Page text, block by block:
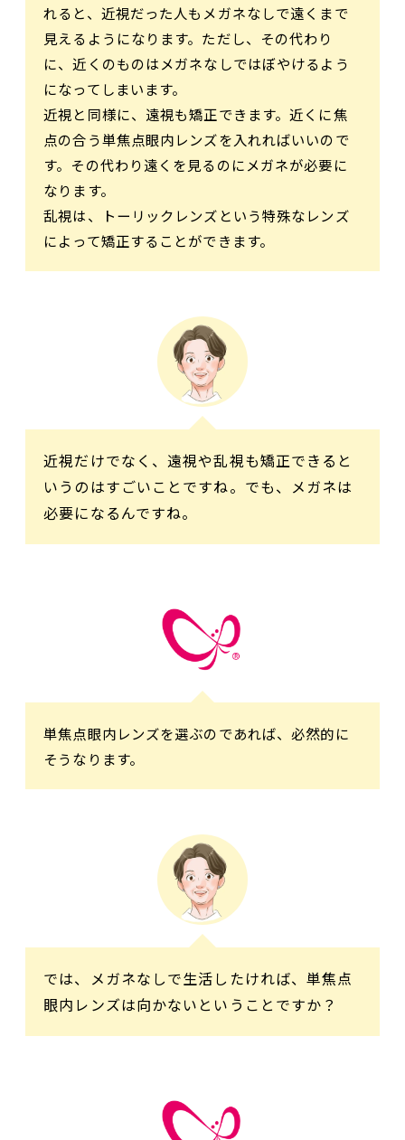
れると、近視だった人もメガネなしで遠くまで
見えるようになります。ただし、その代わり
に、近くのものはメガネなしではぼやけるよう
になってしまいます。
近視と同様に、遠視も矯正できます。近くに焦
点の合う単焦点眼内レンズを入れればいいので
す。その代わり遠くを見るのにメガネが必要に
なります。
乱視は、トーリックレンズという特殊なレンズ
によって矯正することができます。
近視だけでなく、遠視や乱視も矯正できると
いうのはすごいことですね。でも、メガネは
必要になるんですね。
単焦点眼内レンズを選ぶのであれば、必然的に
そうなります。
では、メガネなしで生活したければ、単焦点
眼内レンズは向かないということですか？